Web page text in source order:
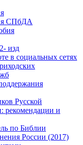
СПбДА
изд
в социальных сетях
Русской
рекомендации и
по Библии
России (2017)